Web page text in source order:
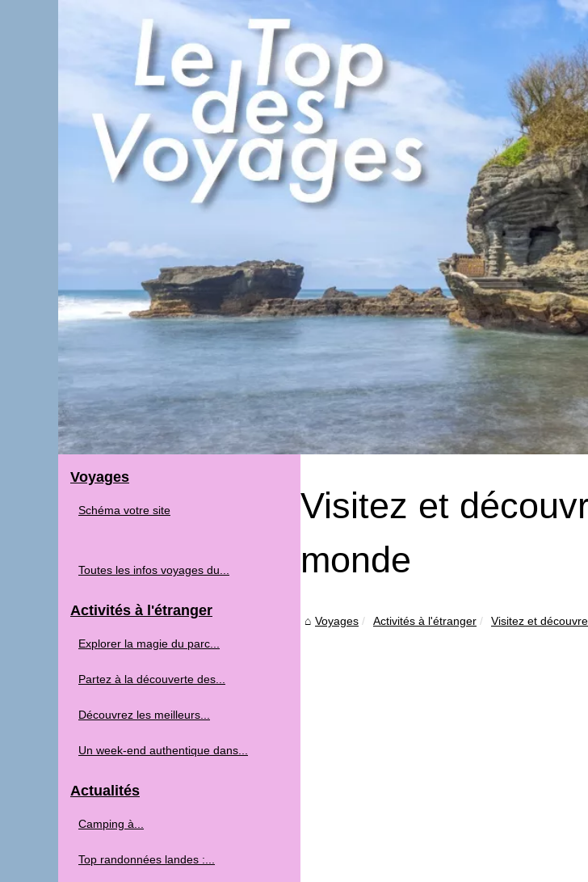
Visitez et
monde
Voyages Activités à l'étranger Visitez et
Voyages
Schéma votre site
Toutes les infos voyages du...
Activités à l'étranger
Explorer la magie du parc...
Partez à la découverte des...
Découvrez les meilleurs...
Un week-end authentique dans...
Actualités
Camping à...
Top randonnées landes :...